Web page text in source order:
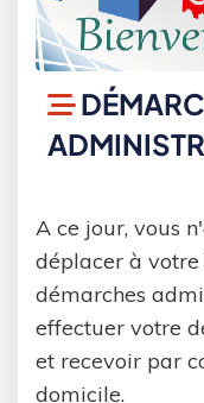
A ce jour, vous
déplacer à
démarches
effectuer votre
et recevoir par
domicile.